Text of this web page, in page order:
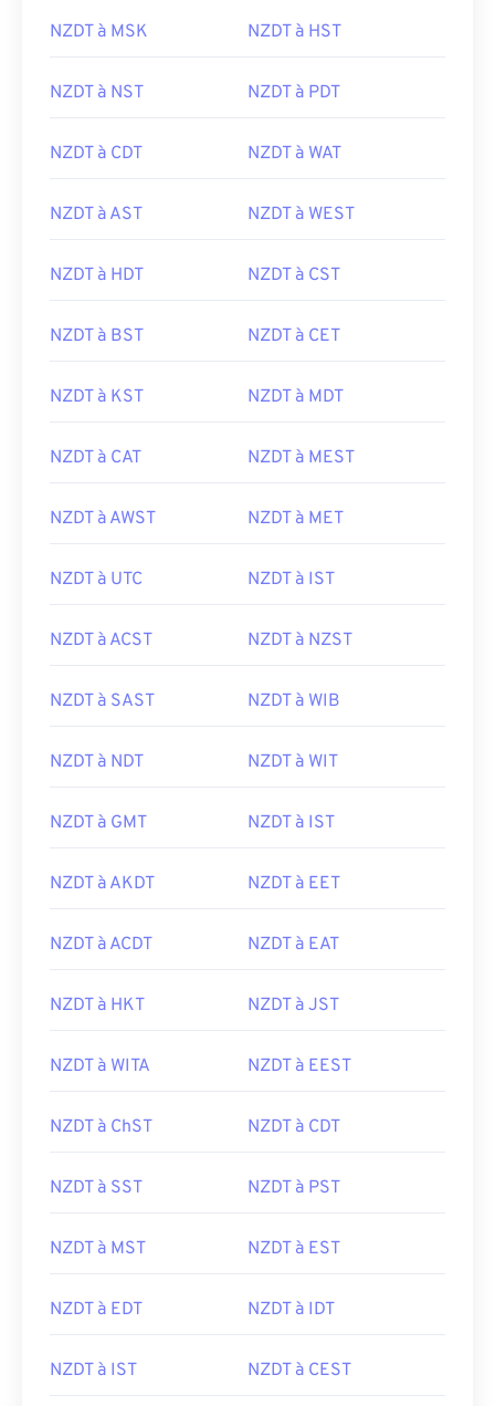
NZDT à MSK NZDT à HST
NZDT à NST NZDT à PDT
NZDT à CDT NZDT à WAT
NZDT à AST NZDT à WEST
NZDT à HDT NZDT à CST
NZDT à BST NZDT à CET
NZDT à KST NZDT à MDT
NZDT à CAT NZDT à MEST
NZDT à AWST NZDT à MET
NZDT à UTC NZDT à IST
NZDT à ACST NZDT à NZST
NZDT à SAST NZDT à WIB
NZDT à NDT NZDT à WIT
NZDT à GMT NZDT à IST
NZDT à AKDT NZDT à EET
NZDT à ACDT NZDT à EAT
NZDT à HKT NZDT à JST
NZDT à WITA NZDT à EEST
NZDT à ChST NZDT à CDT
NZDT à SST NZDT à PST
NZDT à MST NZDT à EST
NZDT à EDT NZDT à IDT
NZDT à IST NZDT à CEST